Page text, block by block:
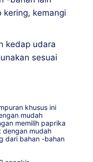
kering, kemangi
kedap udara
sesuai
khusus ini
mudah
memilih paprika
dengan mudah
dari bahan -bahan